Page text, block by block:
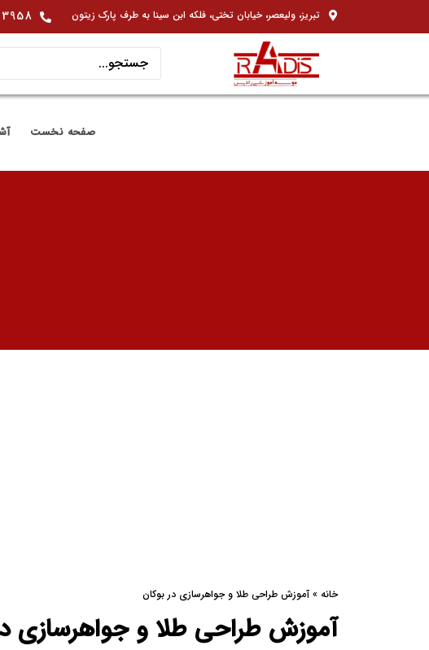
تبریز، ولیعصر، خیابان تختی، فلکه ابن سینا به طرف پارک زیتون – ( 041)
صفحه نخست
خانه »آموزش طراحی طلا و جواهرسازی در بوکان
آموزش طراحی طلا و جواهرسازی